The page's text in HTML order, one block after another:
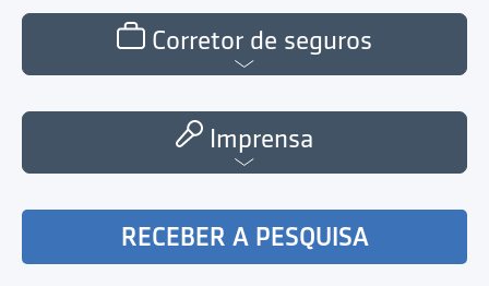
Corretor de seguros
Imprensa
RECEBER A PESQUISA